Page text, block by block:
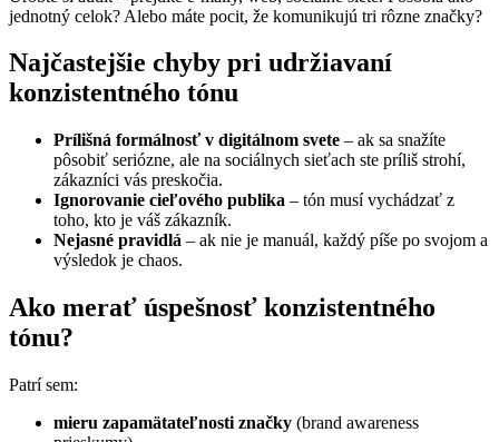
jednotný celok? Alebo máte pocit, že komunikujú tri rôzne značky?
Najčastejšie chyby pri udržiavaní
konzistentného tónu
Prílišná formálnosť v digitálnom svete – ak sa snažíte
pôsobiť seriózne, ale na sociálnych sieťach ste príliš strohí,
zákazníci vás preskočia.
Ignorovanie cieľového publika – tón musí vychádzať z
toho, kto je váš zákazník.
Nejasné pravidlá – ak nie je manuál, každý píše po svojom a
výsledok je chaos.
Ako merať úspešnosť konzistentného
tónu?
Patrí sem:
mieru zapamätateľnosti značky (brand awareness